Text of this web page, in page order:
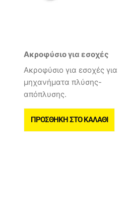
Ακροφύσιο για εσοχές
Ακροφύσιο για εσοχές για
μηχανήματα πλύσης-
απόπλυσης.
ΠΡΟΣΘΉΚΗ ΣΤΟ ΚΑΛΆΘΙ